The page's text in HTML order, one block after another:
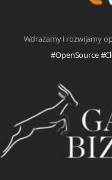
Wdrażamy i rozwijamy
#OpenSource